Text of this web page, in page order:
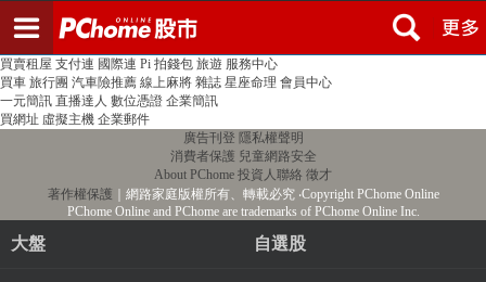
PChome首頁 線上購物 24h購物 書店
買賣租屋 支付連 國際連 Pi 拍錢包 旅遊 服務中心
買車 旅行團 汽車險推薦 線上麻將 雜誌 星座命理 會員中心
一元簡訊 直播達人 數位憑證 企業簡訊
買網址 虛擬主機 企業郵件
廣告刊登 隱私權聲明
消費者保護 兒童網路安全
About PChome 投資人聯絡 徵才
著作權保護 ｜網路家庭版權所有、轉載必究‧Copyright PChome Online
PChome Online and PChome are trademarks of PChome Online Inc.
大盤 自選股